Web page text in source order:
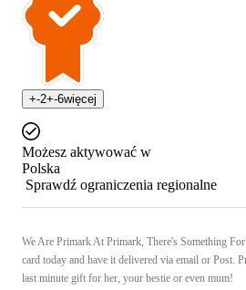
+-2+-6więcej
Możesz aktywować w
Polska
Sprawdź ograniczenia regionalne
We Are Primark At Primark, There's Something
card today and have it delivered via email or Post.
last minute gift for her, your bestie or even mum!